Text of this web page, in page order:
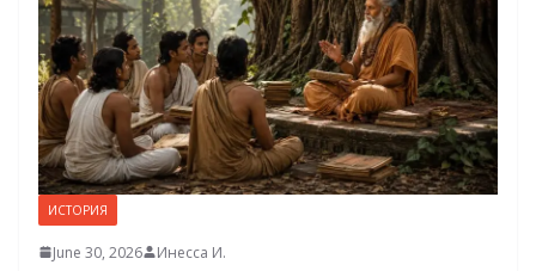
ИСТОРИЯ
June 30, 2026 Инесса И.